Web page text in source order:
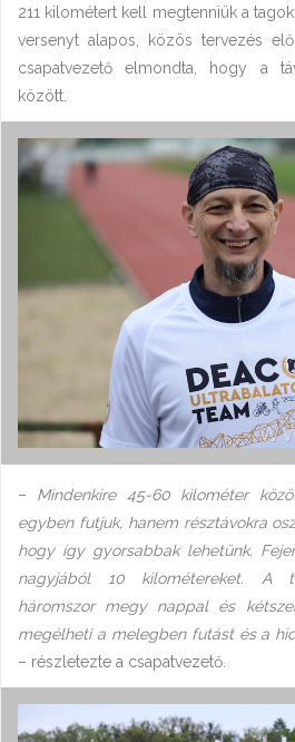
211 kilométert kell megtenniük a
versenyt alapos, közös tervezés
csapatvezető elmondta, hogy a
között.
– Mindenkire 45-60 kilométer
egyben futjuk, hanem résztávokra
hogy így gyorsabbak lehetünk.
nagyjából 10 kilométereket. A
háromszor megy nappal és
megélheti a melegben futást és a
– részletezte a csapatvezető.